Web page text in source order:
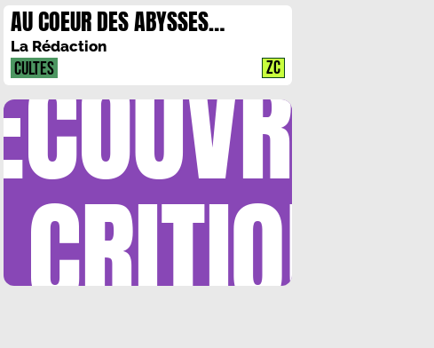
AU COEUR DES ABYSSES
NOCTURNES
La Rédaction
CULTES ZC